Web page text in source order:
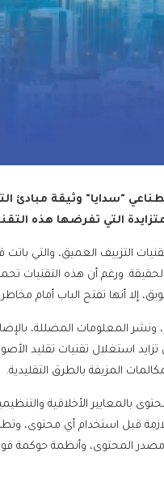
"سدايا" وثيقة مبادئ
التي تفرضها هذه
التزييف العميق، والتي
ورغم أن هذه التقنيات
إلا أنها تفتح الباب أمام مخاطر
المعلومات المضللة، بالإضافة
استغلال تقنيات تقليد
المزيفة بالطرق التقليدية.
بالمعايير الأخلاقية
قبل استخدام أي محتوى،
من مصدر المحتوى، وأنظمة حوكمة